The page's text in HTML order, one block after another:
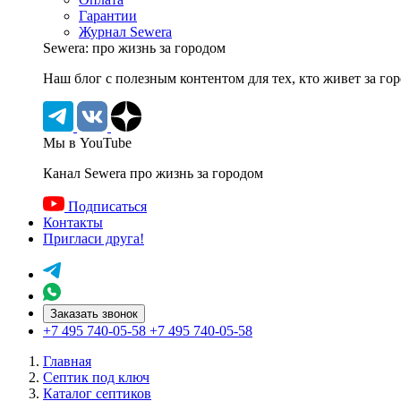
Гарантии
Журнал Sewera
Sewera: про жизнь за городом
Наш блог c полезным контентом для тех, кто живет за
Мы в YouTube
Канал Sewera про жизнь за городом
Подписаться
Контакты
Пригласи друга!
Заказать звонок
+7 495 740-05-58 +7 495 740-05-58
Главная
Септик под ключ
Каталог септиков